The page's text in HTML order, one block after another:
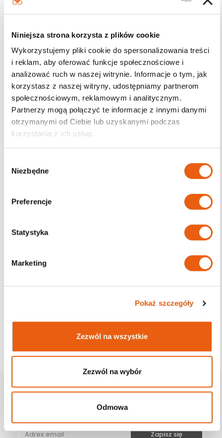
Niniejsza strona korzysta z plików cookie
Wykorzystujemy pliki cookie do spersonalizowania treści
i reklam, aby oferować funkcje społecznościowe i
analizować ruch w naszej witrynie. Informacje o tym, jak
korzystasz z naszej witryny, udostępniamy partnerom
społecznościowym, reklamowym i analitycznym.
Partnerzy mogą połączyć te informacje z innymi danymi
otrzymanymi od Ciebie lub uzyskanymi podczas
korzystania z ich usług.
Niezbędne
Preferencje
Statystyka
Marketing
Pokaż szczegóły
Zezwól na wszystkie
Zezwól na wybór
Odmowa
Darmowa dostawa
od 200zł
Zapisz Się Na Newsletter
Bądź na bieżąco z naszymi wszystkimi nowościami i promocjami.